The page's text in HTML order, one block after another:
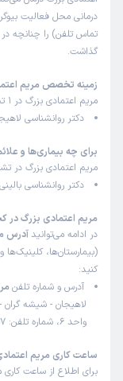
درمانی محل فعالیت
تماس تلفن) را چنانچه در
گذاشت.
زمینه تخصص مریم
مریم اعتمادی بزرگ در 1 تخصص و در 1 شهر فعالیت دارند:
دکتر روانشناسی
برای چه بیماری‌ها و
مریم اعتمادی بزرگ در
دکتر روانشناسی
مریم اعتمادی بزرگ در
در ادامه می‌توانید آدرس
(بیمارستان‌ها،
کنید:
آدرس و شماره تلفن
واحد 6، شماره تلفن: 01341219657
ساعت کاری مریم
برای اطلاع از ساعت